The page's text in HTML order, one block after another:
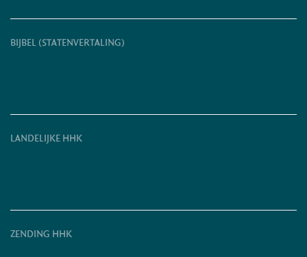
BIJBEL (STATENVERTALING)
LANDELIJKE HHK
ZENDING HHK